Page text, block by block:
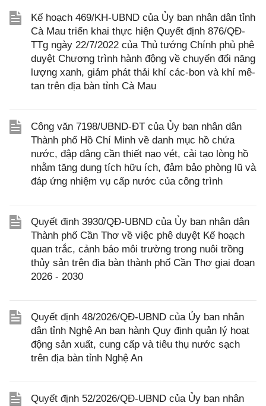
Kế hoạch 469/KH-UBND của Ủy ban nhân dân tỉnh
Cà Mau triển khai thực hiện Quyết định 876/QĐ-
TTg ngày 22/7/2022 của Thủ tướng Chính phủ phê
duyệt Chương trình hành động về chuyển đổi năng
lượng xanh, giảm phát thải khí các-bon và khí mê-
tan trên địa bàn tỉnh Cà Mau
Công văn 7198/UBND-ĐT của Ủy ban nhân dân
Thành phố Hồ Chí Minh về danh mục hồ chứa
nước, đập dâng cần thiết nạo vét, cải tạo lòng hồ
nhằm tăng dung tích hữu ích, đảm bảo phòng lũ và
đáp ứng nhiệm vụ cấp nước của công trình
Quyết định 3930/QĐ-UBND của Ủy ban nhân dân
Thành phố Cần Thơ về việc phê duyệt Kế hoạch
quan trắc, cảnh báo môi trường trong nuôi trồng
thủy sản trên địa bàn thành phố Cần Thơ giai đoạn
2026 - 2030
Quyết định 48/2026/QĐ-UBND của Ủy ban nhân
dân tỉnh Nghệ An ban hành Quy định quản lý hoạt
động sản xuất, cung cấp và tiêu thụ nước sạch
trên địa bàn tỉnh Nghệ An
Quyết định 52/2026/QĐ-UBND của Ủy ban nhân